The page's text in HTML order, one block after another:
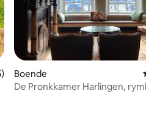
i genomsnittligt betyg, 15
Boende
De Pronkkamer Harlingen,